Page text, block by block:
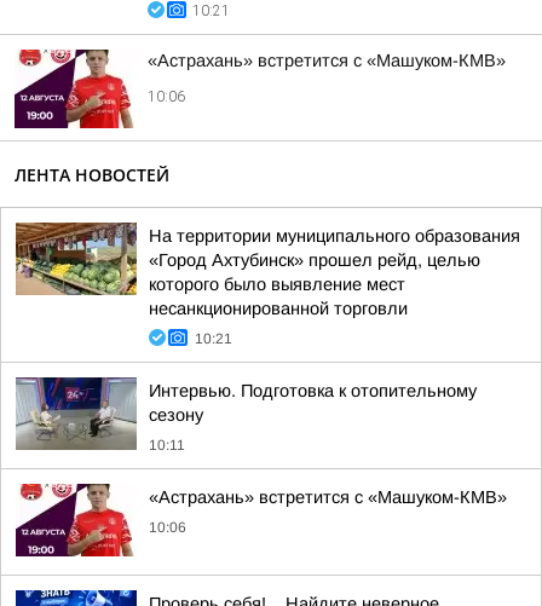
10:21
«Астрахань» встретится с «Машуком-КМВ»
10:06
ЛЕНТА НОВОСТЕЙ
На территории муниципального образования
«Город Ахтубинск» прошел рейд, целью
которого было выявление мест
несанкционированной торговли
10:21
Интервью. Подготовка к отопительному
сезону
10:11
«Астрахань» встретится с «Машуком-КМВ»
10:06